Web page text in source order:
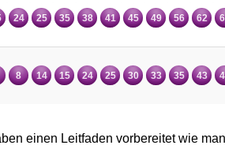
24 25 35 38 41 45 49 56 62
8 14 15 24 25 30 33 35 43
einen Leitfaden vorbereitet wie